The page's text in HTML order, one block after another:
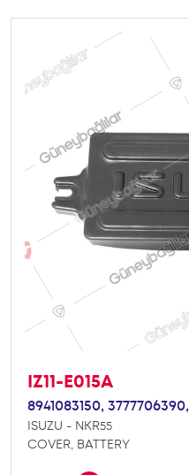
IZ11-E015A
8941083150, 3777706390,
ISUZU - NKR55
COVER, BATTERY